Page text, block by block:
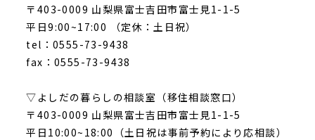
〒403-0009 山梨県富士吉田市富士見1-1-5
平日9:00~17:00 （定休：土日祝）
tel：0555-73-9438
fax：0555-73-9438
▽よしだの暮らしの相談室（移住相談窓口）
〒403-0009 山梨県富士吉田市富士見1-1-5
平日10:00~18:00（土日祝は事前予約により応相談）